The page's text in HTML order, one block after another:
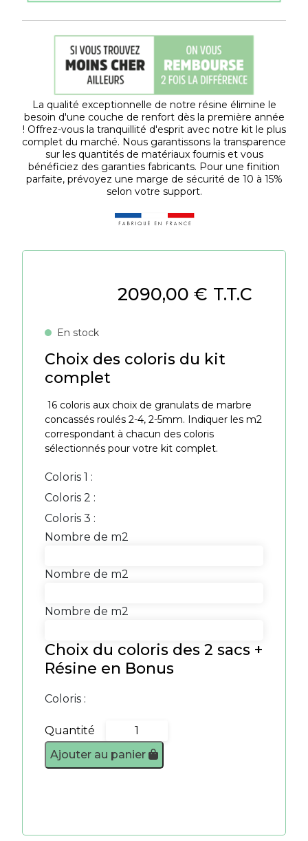
La qualité exceptionnelle de notre résine élimine le
besoin d'une couche de renfort dès la première année
! Offrez-vous la tranquillité d'esprit avec notre kit le plus
complet du marché. Nous garantissons la transparence
sur les quantités de matériaux fournis et vous
bénéficiez des garanties fabricants. Pour une finition
parfaite, prévoyez une marge de sécurité de 10 à 15%
selon votre support.
2090,00 € T.T.C
Choix des coloris du kit
complet
16 coloris aux choix de granulats de marbre
concassés roulés 2-4, 2-5mm. Indiquer les m2
correspondant à chacun des coloris
sélectionnés pour votre kit complet.
Coloris 1 :
Coloris 2 :
Coloris 3 :
Nombre de m2
Nombre de m2
Nombre de m2
Choix du coloris des 2 sacs +
Résine en Bonus
Coloris :
quantité
de
Pack
Quantité
Ajouter au panier
En stock